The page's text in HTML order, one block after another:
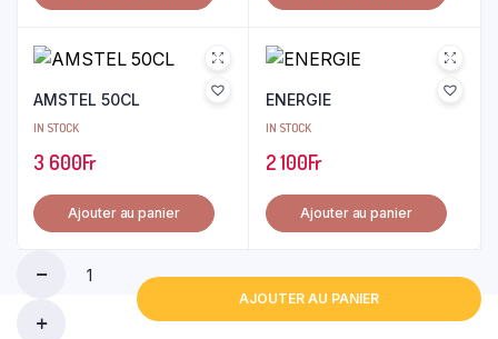
AMSTEL 50CL
IN STOCK
3 600Fr
Ajouter au panier
ENERGIE
IN STOCK
2 100Fr
Ajouter au panier
quantity
AJOUTER AU PANIER